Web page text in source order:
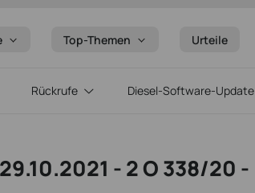
Top-Themen Urteile
Rückrufe Diesel-Software-Update
- 2 O 338/20 -